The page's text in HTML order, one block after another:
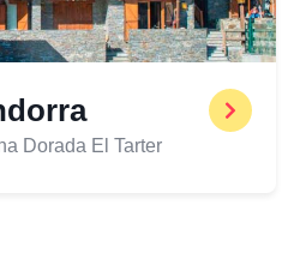
Dorada El Tarter